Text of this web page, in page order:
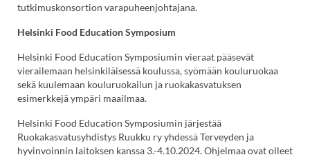
tutkimuskonsortion varapuheenjohtajana.
Helsinki Food Education Symposium
Helsinki Food Education Symposiumin vieraat pääsevät
vierailemaan helsinkiläisessä koulussa, syömään kouluruokaa
sekä kuulemaan kouluruokailun ja ruokakasvatuksen
esimerkkejä ympäri maailmaa.
Helsinki Food Education Symposiumin järjestää
Ruokakasvatusyhdistys Ruukku ry yhdessä Terveyden ja
hyvinvoinnin laitoksen kanssa 3.-4.10.2024. Ohjelmaa ovat olleet